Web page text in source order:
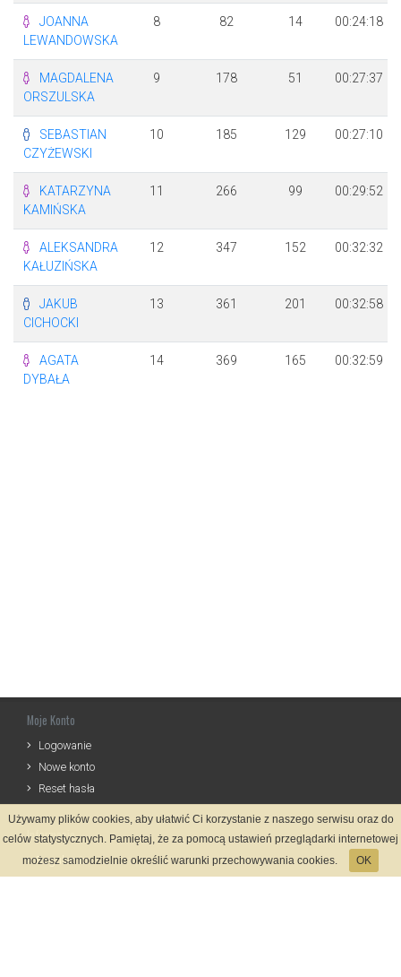
JOANNA
LEWANDOWSKA
8 82 14 00:24:18
MAGDALENA
ORSZULSKA
9 178 51 00:27:37
SEBASTIAN
CZYŻEWSKI
10 185 129 00:27:10
KATARZYNA
KAMIŃSKA
11 266 99 00:29:52
ALEKSANDRA
KAŁUZIŃSKA
12 347 152 00:32:32
JAKUB
CICHOCKI
13 361 201 00:32:58
AGATA
DYBAŁA
14 369 165 00:32:59
Moje Konto
Logowanie
Nowe konto
Reset hasła
Informacje
Regulamin
Używamy plików cookies, aby ułatwić Ci korzystanie z naszego serwisu oraz do
celów statystycznych. Pamiętaj, że za pomocą ustawień przeglądarki internetowej
możesz samodzielnie określić warunki przechowywania cookies.
OK